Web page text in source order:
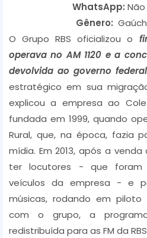
WhatsApp:
Gênero:
O Grupo RBS oficializou o
operava no AM 1120 e a
devolvida ao governo federal
estratégico em sua
explicou a empresa ao
fundada em 1999, quando
Rural, que, na época, fazia
mídia. Em 2013, após a
ter locutores - que foram
veículos da empresa - e
músicas, rodando em
com o grupo, a
redistribuída para as FM da